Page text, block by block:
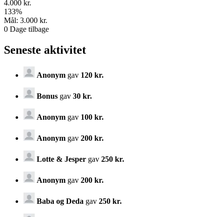
4.000 kr.
133%
Mål: 3.000 kr.
0 Dage tilbage
Seneste aktivitet
Anonym gav 120 kr.
Bonus gav 30 kr.
Anonym gav 100 kr.
Anonym gav 200 kr.
Lotte & Jesper gav 250 kr.
Anonym gav 200 kr.
Baba og Deda gav 250 kr.